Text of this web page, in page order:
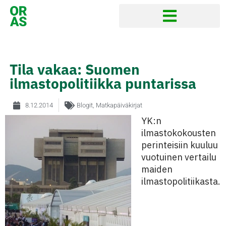
Tila vakaa: Suomen
ilmastopolitiikka puntarissa
8.12.2014 Blogit, Matkapäiväkirjat
YK:n
ilmastokokousten
perinteisiin kuuluu
vuotuinen vertailu
maiden
ilmastopolitiikasta.